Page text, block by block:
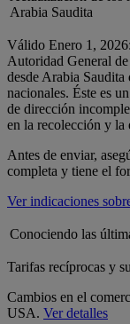
Arabia Saudita
Válido Enero 1,
Autoridad General
desde Arabia
nacionales. Éste es
de dirección
en la recolección y la
Antes de enviar,
completa y tiene el
Ver indicaciones
Conociendo las
Tarifas recíprocas y
Cambios en el
USA. Ver detalles